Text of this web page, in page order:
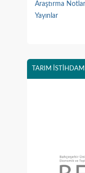
Araştırma
Yayınlar
TARIM